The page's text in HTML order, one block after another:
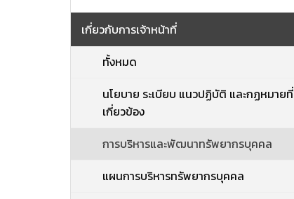
เกี่ยวกับการเจ้าหน้าที่
ทั้งหมด
นโยบาย ระเบียบ แนวปฏิบัติ และกฏหมายที่
เกี่ยวข้อง
การบริหารและพัฒนาทรัพยากรบุคคล
แผนการบริหารทรัพยากรบุคคล